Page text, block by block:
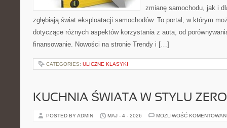
zmianę samochodu, jak i
zgłębiają świat eksploatacji samochodów. To portal, w którym
dotyczące różnych aspektów korzystania z auta, od
finansowanie. Nowości na stronie Trendy i […]
CATEGORIES: ULICZNE KLASYKI
KUCHNIA ŚWIATA W STYLU
POSTED BY ADMIN MAJ - 4 - 2026 MOŻLIWOŚĆ